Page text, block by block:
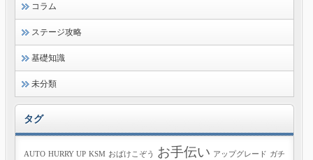
コラム
ステージ攻略
基礎知識
未分類
タグ
AUTO HURRY UP KSM おばけこぞう お手伝い アップグレード ガチ